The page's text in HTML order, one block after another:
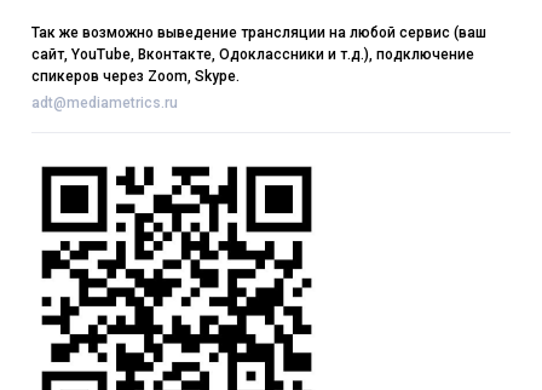
Так же возможно выведение трансляции на любой сервис (ваш
сайт, YouTube, Вконтакте, Одоклассники и т.д.), подключение
спикеров через Zoom, Skype.
adt@mediametrics.ru